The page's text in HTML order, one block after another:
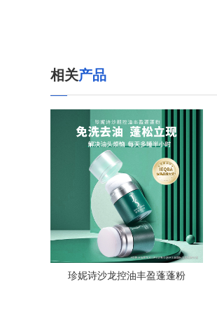
相关产品
珍妮诗沙龙控油丰盈蓬蓬粉